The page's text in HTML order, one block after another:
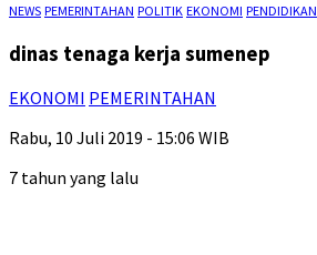
NEWS PEMERINTAHAN POLITIK EKONOMI PENDIDIKAN
dinas tenaga kerja sumenep
EKONOMI PEMERINTAHAN
Rabu, 10 Juli 2019 - 15:06 WIB
7 tahun yang lalu